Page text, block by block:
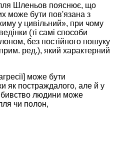
Шленьов пояснює, що
може бути пов'язана з
у цивільний», при чому
(ті самі способи
без постійного пошуку
ред.), який характерний
може бути
як постраждалого, але й у
людини може
чи полон,